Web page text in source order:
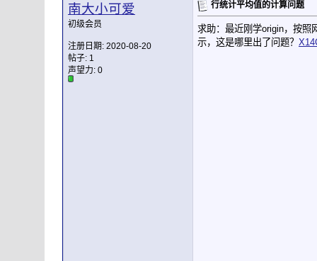
南大小可爱
初级会员
注册日期: 2020-08-20
帖子: 1
声望力: 0
行统计平均值的计算问题
求助：最近刚学origin，按照
示，这是哪里出了问题？